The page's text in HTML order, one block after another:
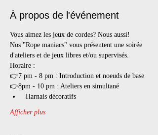
À propos de l'événement
Vous aimez les jeux de cordes? Nous aussi!
Nos "Rope maniacs" vous présentent une soirée
d'ateliers et de jeux libres et/ou supervisés.
Horaire :
👉7 pm - 8 pm : Introduction et noeuds de base
👉8pm - 10 pm : Ateliers en simultané
Harnais décoratifs
Afficher plus